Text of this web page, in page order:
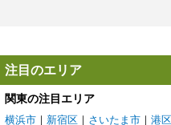
注目のエリア
関東の注目エリア
横浜市 ｜ 新宿区 ｜ さいたま市 ｜ 港区